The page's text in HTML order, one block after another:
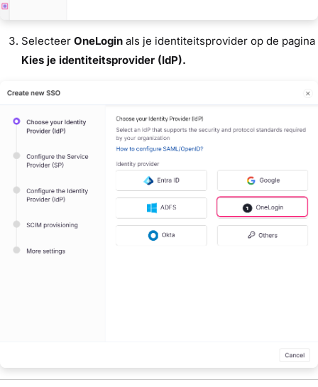
Selecteer OneLogin als je identiteitsprovider op de pagina
Kies je identiteitsprovider (IdP).